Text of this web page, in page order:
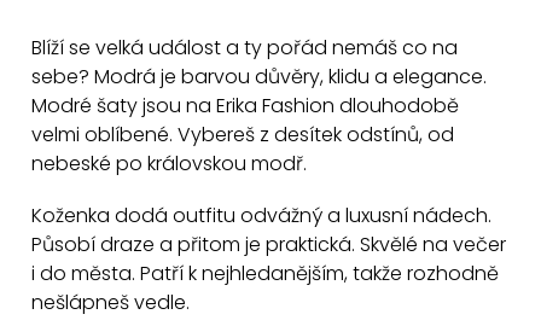
l
á
d
a
í
p
r
Blíží se velká událost a ty pořád nemáš co na
sebe? Modrá je barvou důvěry, klidu a elegance.
Modré šaty jsou na Erika Fashion dlouhodobě
velmi oblíbené. Vybereš z desítek odstínů, od
nebeské po královskou modř.
Koženka dodá outfitu odvážný a luxusní nádech.
Působí draze a přitom je praktická. Skvělé na večer
i do města. Patří k nejhledanějším, takže rozhodně
nešlápneš vedle.